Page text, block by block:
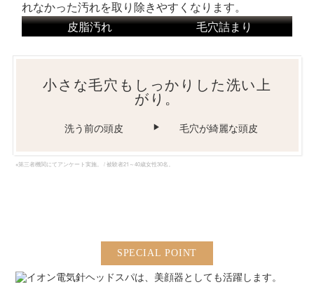
れなかった汚れを取り除きやすくなります。
皮脂汚れ 毛穴詰まり
小さな毛穴もしっかりした洗い上
がり。
洗う前の頭皮 ▶ 毛穴が綺麗な頭皮
※第三者機関にてアンケート実施。 / 被験者21～40歳女性30名。
SPECIAL POINT